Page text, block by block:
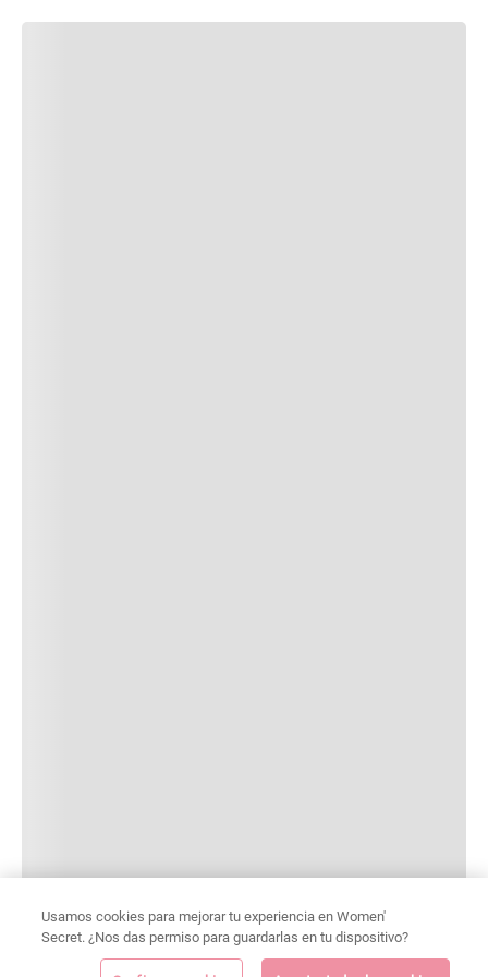
Usamos cookies para mejorar tu experiencia en Women'
Secret. ¿Nos das permiso para guardarlas en tu dispositivo?